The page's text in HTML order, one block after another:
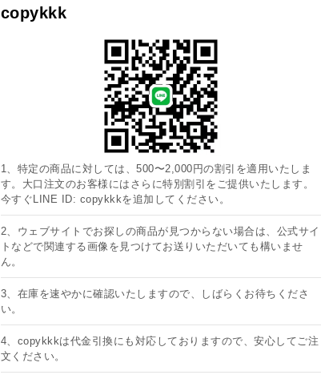
copykkk
1、特定の商品に対しては、500〜2,000円の割引を適用いたしま
す。大口注文のお客様にはさらに特別割引をご提供いたします。
今すぐLINE ID: copykkkを追加してください。
2、ウェブサイトでお探しの商品が見つからない場合は、公式サイ
トなどで関連する画像を見つけてお送りいただいても構いませ
ん。
3、在庫を速やかに確認いたしますので、しばらくお待ちくださ
い。
4、copykkkは代金引換にも対応しておりますので、安心してご注
文ください。